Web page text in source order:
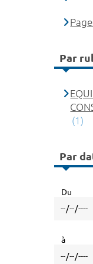
Par
(1)
Par
Du
à